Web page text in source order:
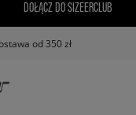
DOŁĄCZ DO SIZEERCLUB
od 350 zł